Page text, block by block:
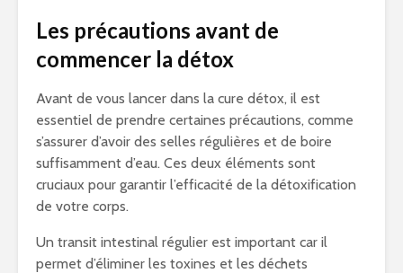
Les précautions avant de
commencer la détox
Avant de vous lancer dans la cure détox, il est
essentiel de prendre certaines précautions, comme
s’assurer d’avoir des selles régulières et de boire
suffisamment d’eau. Ces deux éléments sont
cruciaux pour garantir l’efficacité de la détoxification
de votre corps.
Un transit intestinal régulier est important car il
permet d’éliminer les toxines et les déchets